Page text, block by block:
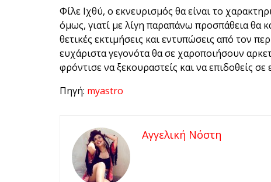
Φίλε Ιχθύ, ο εκνευρισμός θα είναι το
όμως, γιατί με λίγη παραπάνω προσπάθεια θα
θετικές εκτιμήσεις και εντυπώσεις από τον
ευχάριστα γεγονότα θα σε χαροποιήσουν
φρόντισε να ξεκουραστείς και να επιδοθείς
Πηγή: myastro
Αγγελική Νόστη